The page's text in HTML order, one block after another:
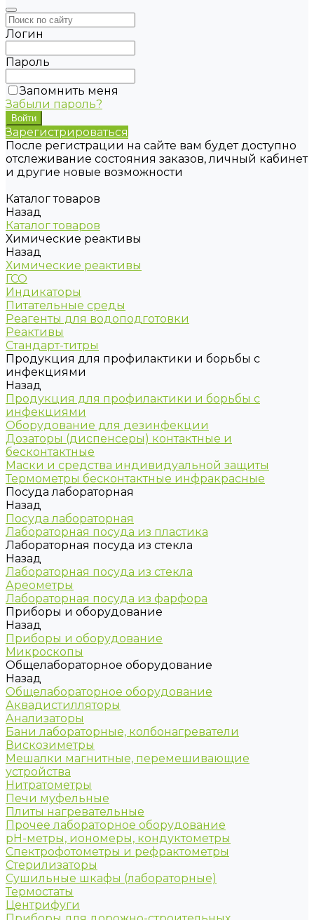
Логин
Пароль
Запомнить меня
Забыли пароль?
Зарегистрироваться
После регистрации на сайте вам будет доступно
отслеживание состояния заказов, личный кабинет
и другие новые возможности
Каталог товаров
Назад
Каталог товаров
Химические реактивы
Назад
Химические реактивы
ГСО
Индикаторы
Питательные среды
Реагенты для водоподготовки
Реактивы
Стандарт-титры
Продукция для профилактики и борьбы с
инфекциями
Назад
Продукция для профилактики и борьбы с
инфекциями
Оборудование для дезинфекции
Дозаторы (диспенсеры) контактные и
бесконтактные
Маски и средства индивидуальной защиты
Термометры бесконтактные инфракрасные
Посуда лабораторная
Назад
Посуда лабораторная
Лабораторная посуда из пластика
Лабораторная посуда из стекла
Назад
Лабораторная посуда из стекла
Ареометры
Лабораторная посуда из фарфора
Приборы и оборудование
Назад
Приборы и оборудование
Микроскопы
Общелабораторное оборудование
Назад
Общелабораторное оборудование
Аквадистилляторы
Анализаторы
Бани лабораторные, колбонагреватели
Вискозиметры
Мешалки магнитные, перемешивающие
устройства
Нитратометры
Печи муфельные
Плиты нагревательные
Прочее лабораторное оборудование
рН-метры, иономеры, кондуктометры
Спектрофотометры и рефрактометры
Стерилизаторы
Сушильные шкафы (лабораторные)
Термостаты
Центрифуги